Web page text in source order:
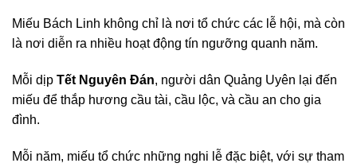
Miếu Bách Linh không chỉ là nơi tổ chức các lễ hội, mà còn
là nơi diễn ra nhiều hoạt động tín ngưỡng quanh năm.
Mỗi dịp Tết Nguyên Đán, người dân Quảng Uyên lại đến
miếu để thắp hương cầu tài, cầu lộc, và cầu an cho gia
đình.
Mỗi năm, miếu tổ chức những nghi lễ đặc biệt, với sự tham